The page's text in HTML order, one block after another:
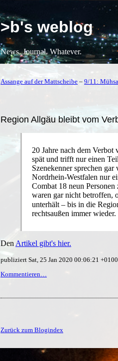
>b's weblog
News. Journal. Whatever.
Assange auf der Mattscheibe – 9/11:
Region Allgäu bleibt vom
20 Jahre nach dem
spät und trifft nur einen
Szenekenner sprechen
Nordrhein-Westfalen nur
Combat 18 neun
waren gar nicht betroffen,
unterhält – bis in die
rechtsaußen immer wieder.
Den Artikel gibt's hier.
publiziert Sat, 25 Jan 2020 00:06:21 +0100
Kommentieren…
Zurück zum Blogindex